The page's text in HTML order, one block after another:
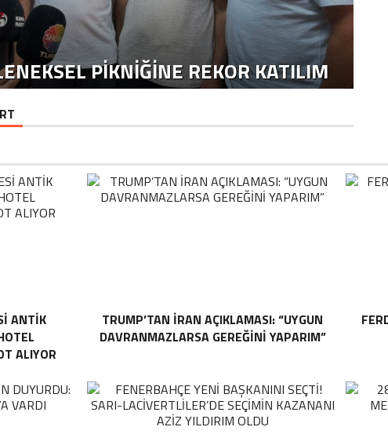
PIKNIĞINE REKOR KATILIM
ANTIK
ALIYOR
TRUMP’TAN İRAN AÇIKLAMASI: “UYGUN
DAVRANMAZLARSA GEREĞINI YAPARIM”